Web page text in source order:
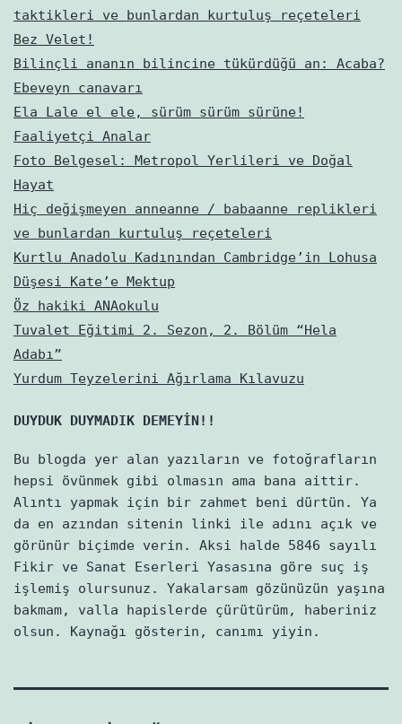
taktikleri ve bunlardan kurtuluş reçeteleri
Bez Velet!
Bilinçli ananın bilincine tükürdüğü an: Acaba?
Ebeveyn canavarı
Ela Lale el ele, sürüm sürüm sürüne!
Faaliyetçi Analar
Foto Belgesel: Metropol Yerlileri ve Doğal
Hayat
Hiç değişmeyen anneanne / babaanne replikleri
ve bunlardan kurtuluş reçeteleri
Kurtlu Anadolu Kadınından Cambridge’in Lohusa
Düşesi Kate’e Mektup
Öz hakiki ANAokulu
Tuvalet Eğitimi 2. Sezon, 2. Bölüm “Hela
Adabı”
Yurdum Teyzelerini Ağırlama Kılavuzu
DUYDUK DUYMADIK DEMEYİN!!
Bu blogda yer alan yazıların ve fotoğrafların
hepsi övünmek gibi olmasın ama bana aittir.
Alıntı yapmak için bir zahmet beni dürtün. Ya
da en azından sitenin linki ile adını açık ve
görünür biçimde verin. Aksi halde 5846 sayılı
Fikir ve Sanat Eserleri Yasasına göre suç iş
işlemiş olursunuz. Yakalarsam gözünüzün yaşına
bakmam, valla hapislerde çürütürüm, haberiniz
olsun. Kaynağı gösterin, canımı yiyin.